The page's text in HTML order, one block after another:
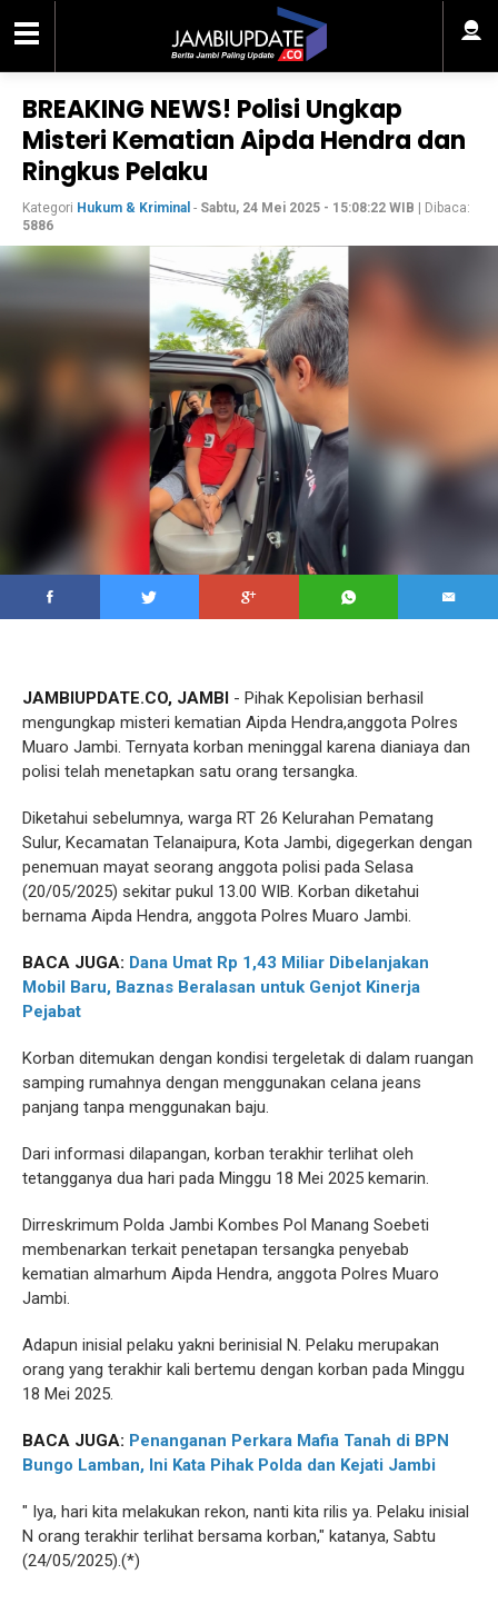
BREAKING NEWS! Polisi Ungkap
Misteri Kematian Aipda Hendra dan
Ringkus Pelaku
Kategori Hukum & Kriminal - Sabtu, 24 Mei 2025 - 15:08:22 WIB | Dibaca:
5886
JAMBIUPDATE.CO, JAMBI - Pihak Kepolisian berhasil
mengungkap misteri kematian Aipda Hendra,anggota Polres
Muaro Jambi. Ternyata korban meninggal karena dianiaya dan
polisi telah menetapkan satu orang tersangka.
Diketahui sebelumnya, warga RT 26 Kelurahan Pematang
Sulur, Kecamatan Telanaipura, Kota Jambi, digegerkan dengan
penemuan mayat seorang anggota polisi pada Selasa
(20/05/2025) sekitar pukul 13.00 WIB. Korban diketahui
bernama Aipda Hendra, anggota Polres Muaro Jambi.
BACA JUGA: Dana Umat Rp 1,43 Miliar Dibelanjakan
Mobil Baru, Baznas Beralasan untuk Genjot Kinerja
Pejabat
Korban ditemukan dengan kondisi tergeletak di dalam ruangan
samping rumahnya dengan menggunakan celana jeans
panjang tanpa menggunakan baju.
Dari informasi dilapangan, korban terakhir terlihat oleh
tetangganya dua hari pada Minggu 18 Mei 2025 kemarin.
Dirreskrimum Polda Jambi Kombes Pol Manang Soebeti
membenarkan terkait penetapan tersangka penyebab
kematian almarhum Aipda Hendra, anggota Polres Muaro
Jambi.
Adapun inisial pelaku yakni berinisial N. Pelaku merupakan
orang yang terakhir kali bertemu dengan korban pada Minggu
18 Mei 2025.
BACA JUGA: Penanganan Perkara Mafia Tanah di BPN
Bungo Lamban, Ini Kata Pihak Polda dan Kejati Jambi
" Iya, hari kita melakukan rekon, nanti kita rilis ya. Pelaku inisial
N orang terakhir terlihat bersama korban," katanya, Sabtu
(24/05/2025).(*)